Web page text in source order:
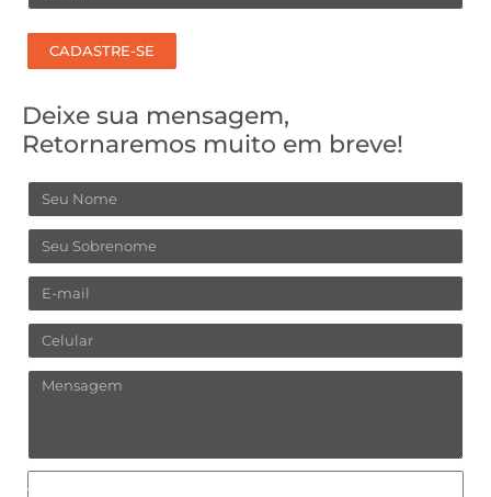
CADASTRE-SE
Deixe sua mensagem,
Retornaremos muito em breve!
Nome
Sobrenome
Email
Celular
Mensagem
Como